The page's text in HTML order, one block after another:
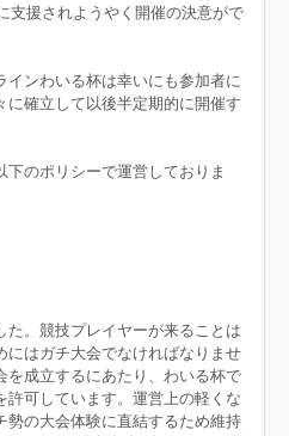
支援されようやく開催の決意がで
インわいる杯は幸いにも参加者に
確立して以後半定期的に開催す
のポリシーで運営しておりま
た。競技プレイヤーが来ることは
にはガチ大会でなければなりませ
を成立するにあたり、わいる杯で
許可しています。運営上の軽くな
勢の大会体験に直結するため維持